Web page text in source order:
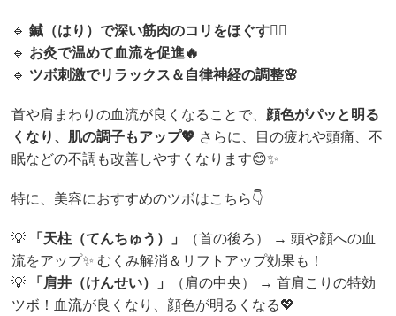
🔹鍼（はり）で深い筋肉のコリをほぐす💆‍♀️
🔹 お灸で温めて血流を促進🔥
🔹 ツボ刺激でリラックス＆自律神経の調整🌸
首や肩まわりの血流が良くなることで、 顔色がパッと明る
くなり、肌の調子もアップ💖 さらに、目の疲れや頭痛、不
眠などの不調も改善しやすくなります😊✨
特に、美容におすすめのツボはこちら👇
💡 「天柱（てんちゅう）」
（首の後ろ） → 頭や顔への血
流をアップ✨ むくみ解消＆リフトアップ効果も！
💡
「肩井（けんせい）」
（肩の中央） → 首肩こりの特効
ツボ！血流が良くなり、顔色が明るくなる💖